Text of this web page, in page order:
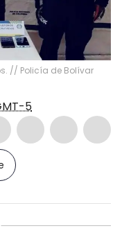
// Policía de Bolívar
5